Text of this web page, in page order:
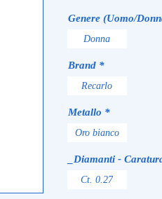
Genere (Uomo/
Donna
Brand *
Recarlo
Metallo *
Oro bianco
_Diamanti -
Ct. 0.27